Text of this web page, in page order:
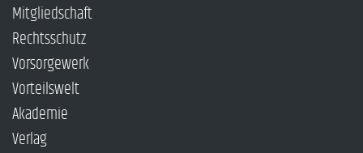
Mitgliedschaft
Rechtsschutz
Vorsorgewerk
Vorteilswelt
Akademie
Verlag